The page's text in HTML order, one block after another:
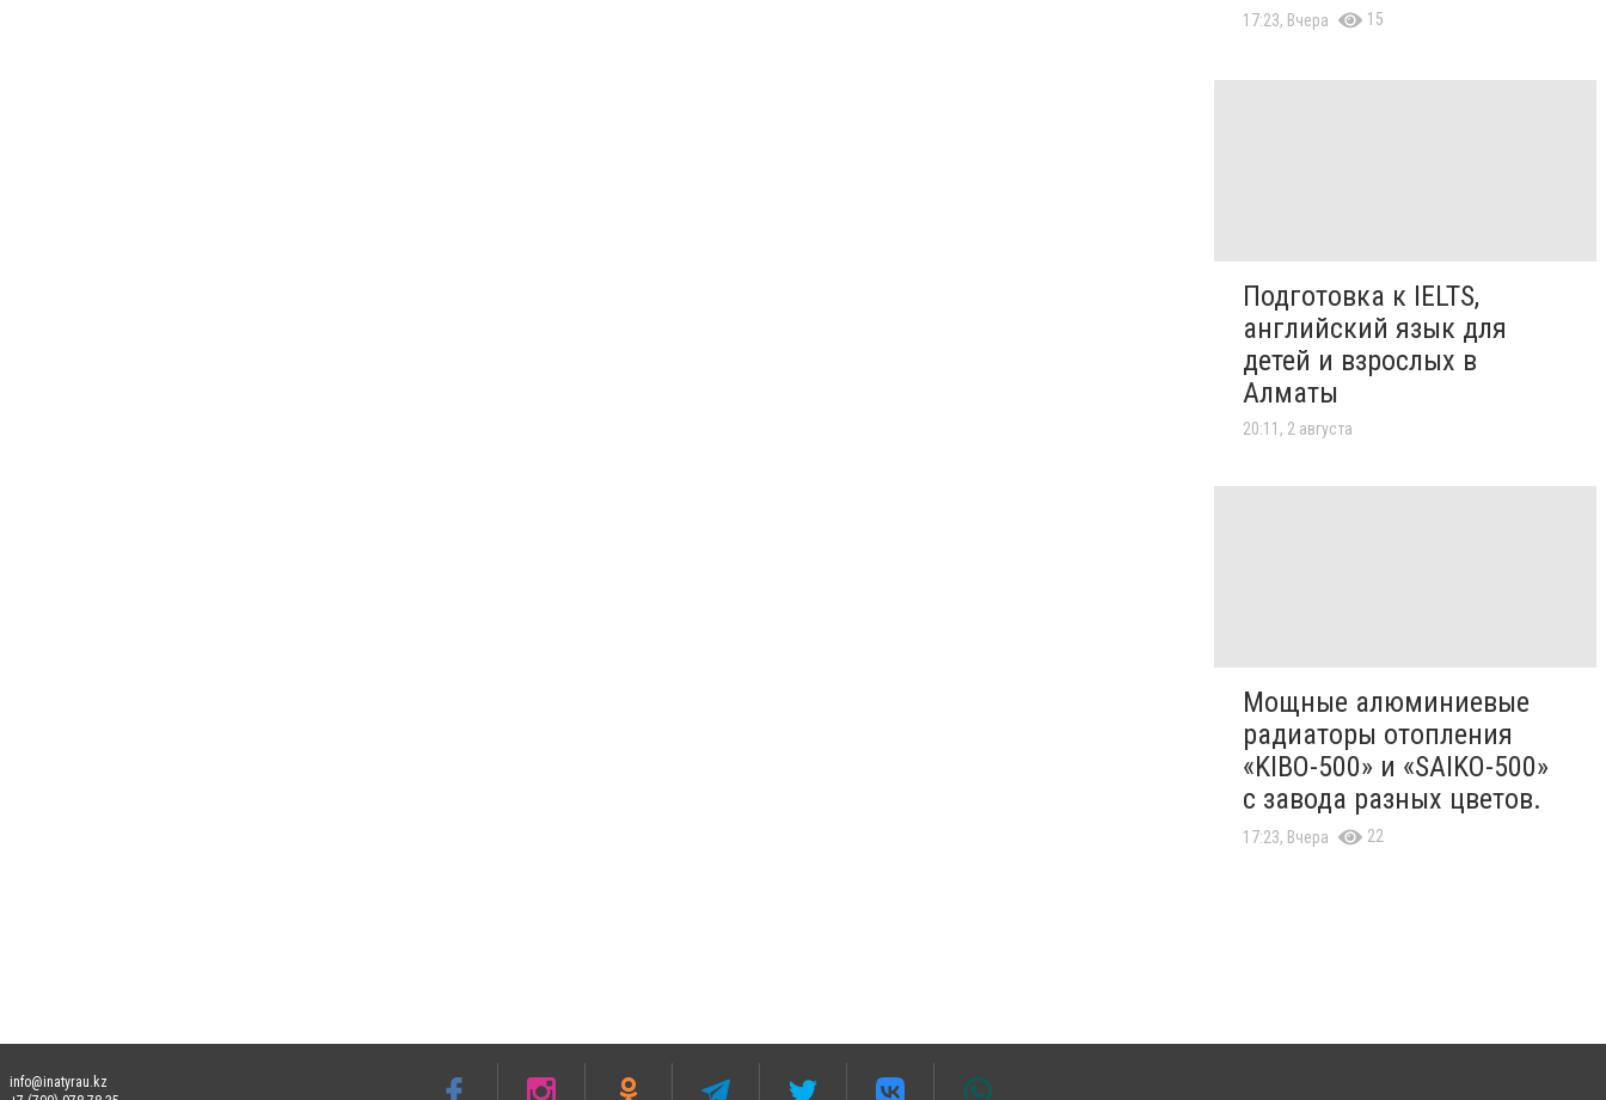
17:23, Вчера 15
Подготовка к IELTS,
английский язык для
детей и взрослых в
Алматы
20:11, 2 августа
Мощные алюминиевые
радиаторы отопления
«KIBO-500» и «SAIKO-500»
с завода разных цветов.
17:23, Вчера 22
info@inatyrau.kz